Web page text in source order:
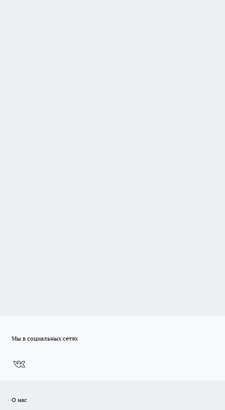
Мы в социальных сетях
О нас